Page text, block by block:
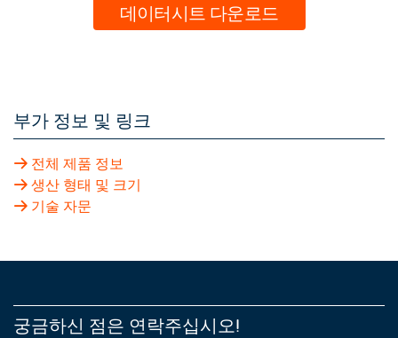
데이터시트 다운로드
부가 정보 및 링크
전체 제품 정보
생산 형태 및 크기
기술 자문
궁금하신 점은 연락주십시오!